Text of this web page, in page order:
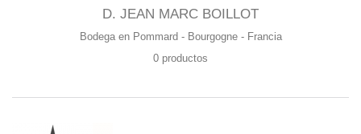
D. JEAN MARC BOILLOT
Bodega en Pommard - Bourgogne - Francia
0 productos